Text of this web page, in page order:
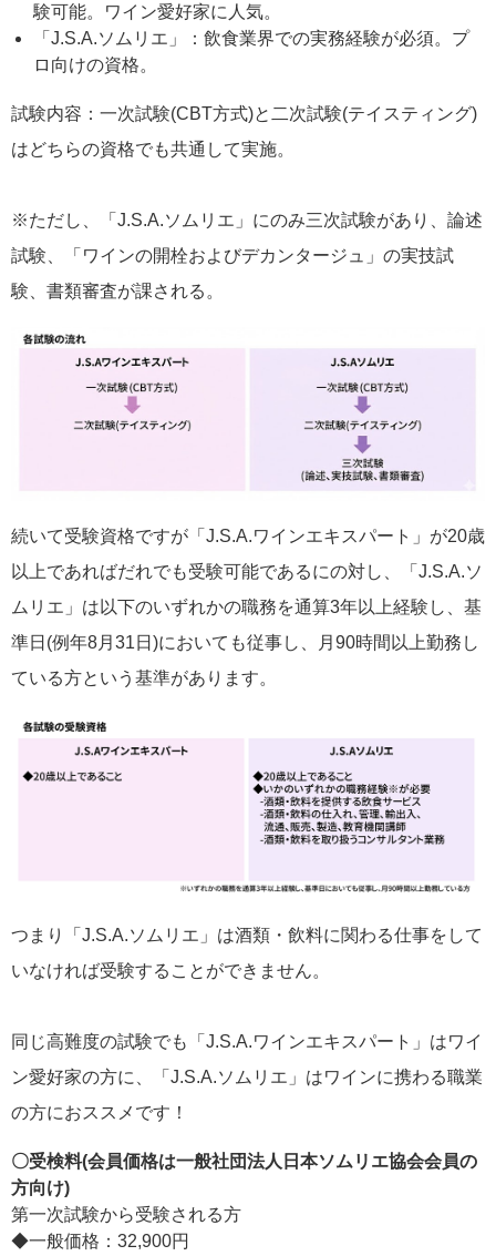
験可能。ワイン愛好家に人気。
「J.S.A.ソムリエ」：飲食業界での実務経験が必須。プ
ロ向けの資格。
試験内容：一次試験(CBT方式)と二次試験(テイスティング)
はどちらの資格でも共通して実施。
※ただし、「J.S.A.ソムリエ」にのみ三次試験があり、論述
試験、「ワインの開栓およびデカンタージュ」の実技試
験、書類審査が課される。
続いて受験資格ですが「J.S.A.ワインエキスパート」が20歳
以上であればだれでも受験可能であるにの対し、「J.S.A.ソ
ムリエ」は以下のいずれかの職務を通算3年以上経験し、基
準日(例年8月31日)においても従事し、月90時間以上勤務し
ている方という基準があります。
つまり「J.S.A.ソムリエ」は酒類・飲料に関わる仕事をして
いなければ受験することができません。
同じ高難度の試験でも「J.S.A.ワインエキスパート」はワイ
ン愛好家の方に、「J.S.A.ソムリエ」はワインに携わる職業
の方におススメです！
〇受検料(会員価格は一般社団法人日本ソムリエ協会会員の
方向け)
第一次試験から受験される方
◆一般価格：32,900円